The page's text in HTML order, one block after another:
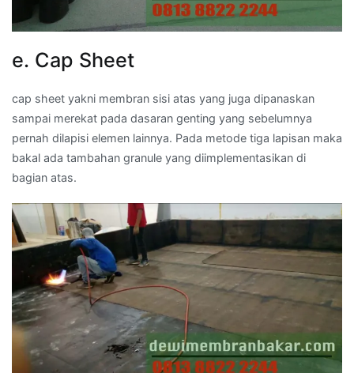
e. Cap Sheet
cap sheet yakni membran sisi atas yang juga dipanaskan
sampai merekat pada dasaran genting yang sebelumnya
pernah dilapisi elemen lainnya. Pada metode tiga lapisan maka
bakal ada tambahan granule yang diimplementasikan di
bagian atas.